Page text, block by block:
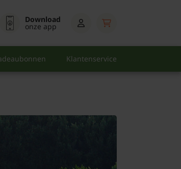
Download
onze app
Klantenservice